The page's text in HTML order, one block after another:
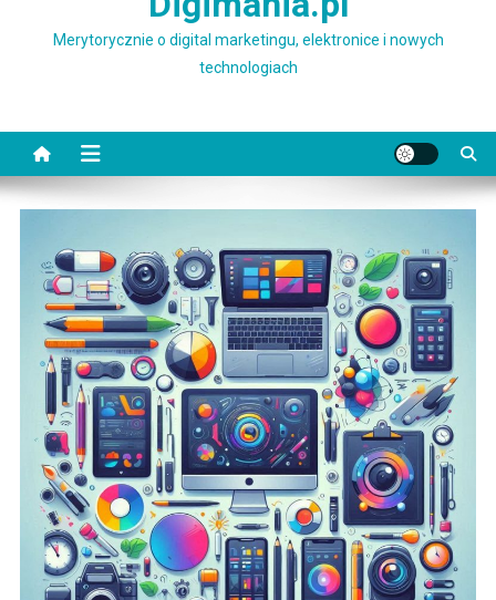
Merytorycznie o digital marketingu, elektronice i nowych
technologiach